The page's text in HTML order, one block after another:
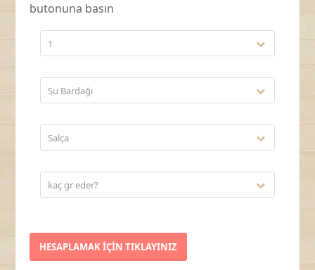
butonuna basın
1
Su Bardağı
Salça
kaç gr eder?